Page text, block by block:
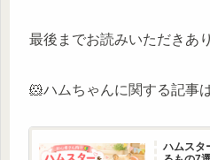
最後までお読みいただきあ
🐹ハムちゃんに関する記事
ハムスタ